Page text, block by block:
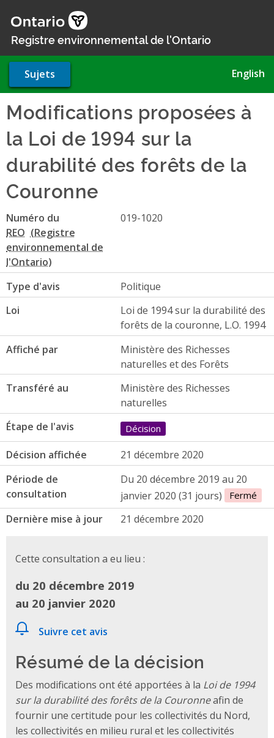
au
contenu
Registre environnemental de l'Ontario
Sujets English
Modifications proposées à
la Loi de 1994 sur la
durabilité des forêts de la
Couronne
Numéro du
REO
019-1020
Type d'avis
Politique
Loi
Loi de 1994 sur la durabilité des
forêts de la couronne, L.O. 1994
Affiché par
Ministère des Richesses
naturelles et des Forêts
Transféré au
Ministère des Richesses
naturelles
Étape de l'avis
Décision
Décision affichée
21 décembre 2020
Période de
consultation
Du 20 décembre 2019 au 20
janvier 2020 (31 jours)
Fermé
Dernière mise à jour 21 décembre 2020
Cette consultation a eu lieu :
du 20 décembre 2019
au 20 janvier 2020
Suivre cet avis
Résumé de la décision
Des modifications ont été apportées à la Loi de 1994
sur la durabilité des forêts de la Couronneafin de
fournir une certitude pour les collectivités du Nord,
les collectivités en milieu rural et les collectivités